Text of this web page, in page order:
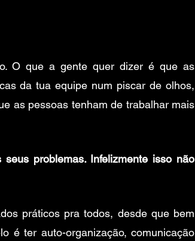
O que a gente quer dizer é que as
da tua equipe num piscar de olhos,
as pessoas tenham de trabalhar mais
problemas. Infelizmente isso não
práticos pra todos, desde que bem
é ter auto-organização, comunicação